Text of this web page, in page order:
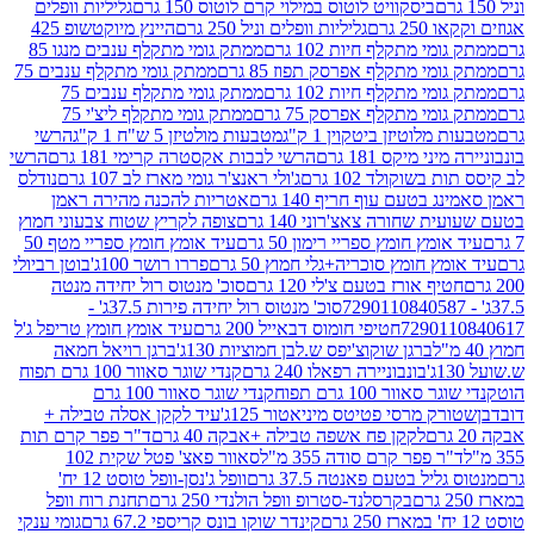
ביסקוויט לוטוס במילוי קרם לוטוס 150 גרם
גליליות וופלים
גרם
גליליות וופלים וניל 250 גרם
היינץ מיוקטשופ 425
מתקלף חיות 102 גרם
ממתק גומי מתקלף ענבים מנגו 85
מתקלף אפרסק תפוז 85 גרם
ממתק גומי מתקלף ענבים 75
מתקלף חיות 102 גרם
ממתק גומי מתקלף ענבים 75
מתקלף אפרסק 75 גרם
ממתק גומי מתקלף ליצ'י 75
ביטקוין 1 ק"ג
מטבעות מולטיזן 5 ש"ח 1 ק"ג
הרשי
מיקס 181 גרם
הרשי לבבות אקסטרה קרימי 181 גרם
הרשי
102 גרם
ג'ולי ראנצ'ר גומי מארז לב 107 גרם
נודלס
עוף חריף 140 גרם
אטריות להכנה מהירה ראמן
שחורה צאצ'רוני 140 גרם
צופה לקריץ שטוח צבעוני חמוץ
חומץ ספריי רימון 50 גרם
עיד אומץ חומץ ספריי מטף 50
חומץ סוכריה+גלי חמוץ 50 גרם
פררו רושר 100ג'
בוטן רביולי
אורז בטעם צ'לי 120 גרם
סוכ' מנטוס רול יחידה מנטה
סוכ' מנטוס רול יחידה פירות 37.5ג' -
חטיפי חומוס דבאייל 200 גרם
עיד אומץ חומץ טריפל ג'ל
ברגן שוקוצ'יפס ש.לבן חמוציות 130ג'
ברגן רויאל חמאה
בונבוניירה רפאלו 240 גרם
קנדי שוגר סאוור 100 גרם תפוח
100 גרם תפוח
קנדי שוגר סאוור 100 גרם
מרסי פטיטס מיניאטור 125ג'
עיד לקקן אסלה טבילה +
לקקן פח אשפה טבילה +אבקה 40 גרם
ד"ר פפר קרם תות
פפר קרם סודה 355 מ"ל
סאוור פאצ' פטל שקית 102
בטעם פאנטה 37.5 גרם
וופל ג'נסן-וופל טוסט 12 יח'
בקרסלנד-סטרופ וופל הולנדי 250 גרם
תחנת רוח וופל
קינדר שוקו בונס קריספי 67.2 גרם
גומי ענקי